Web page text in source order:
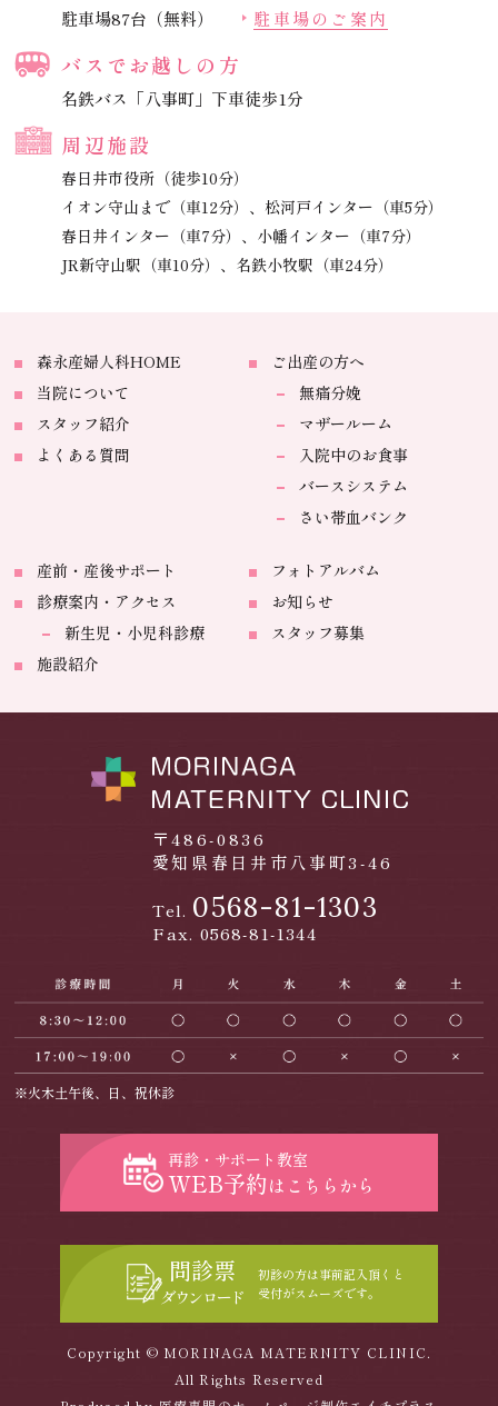
駐車場87台（無料） 駐車場のご案内
バスでお越しの方
名鉄バス「八事町」下車徒歩1分
周辺施設
春日井市役所（徒歩10分）
イオン守山まで（車12分）、松河戸インター（車5分）
春日井インター（車7分）、 小幡インター（車7分）
JR新守山駅（車10分）、 名鉄小牧駅（車24分）
森永産婦人科HOME
当院について
スタッフ紹介
よくある質問
ご出産の方へ
無痛分娩
マザールーム
入院中のお食事
バースシステム
さい帯血バンク
産前・産後サポート
診療案内・アクセス
新生児・小児科診療
施設紹介
フォトアルバム
お知らせ
スタッフ募集
〒486-0836
愛知県春日井市八事町3-46
Tel. 0568-81-1303
Fax. 0568-81-1344
※火木土午後、日、祝休診
再診・サポート教室
WEB予約はこちらから
問診票
ダウンロード
初診の方は事前記入頂くと
受付がスムーズです。
Copyright © MORINAGA MATERNITY CLINIC.
All Rights Reserved